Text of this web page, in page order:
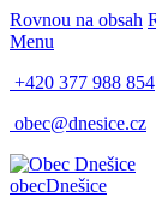
Rovnou na obsah
Menu
+420 377 988 854
obec@dnesice.cz
obecDnešice